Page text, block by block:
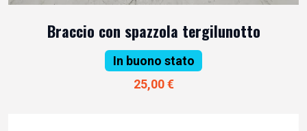
Braccio con spazzola tergilunotto
In buono stato
25,00 €